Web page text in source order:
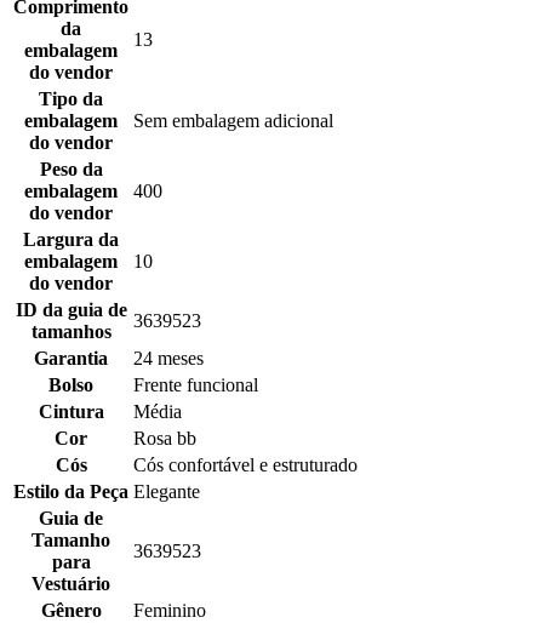
Comprimento
da
embalagem
do vendor
13
Tipo da
embalagem
do vendor
Sem embalagem adicional
Peso da
embalagem
do vendor
400
Largura da
embalagem
do vendor
10
ID da guia de
tamanhos
3639523
Garantia
24 meses
Bolso
Frente funcional
Cintura
Média
Cor
Rosa bb
Cós
Cós confortável e estruturado
Estilo da Peça Elegante
Guia de
Tamanho
para
Vestuário
3639523
Gênero
Feminino